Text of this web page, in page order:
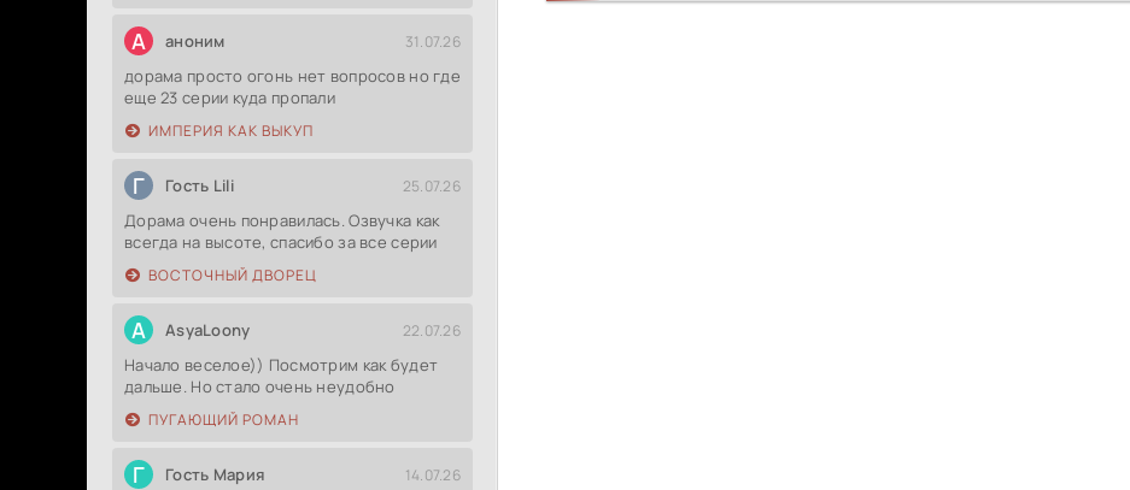
А аноним 31.07.26
дорама просто огонь нет вопросов но где
еще 23 серии куда пропали
ИМПЕРИЯ КАК ВЫКУП
Г Гость Lili 25.07.26
Дорама очень понравилась. Озвучка как
всегда на высоте, спасибо за все серии
ВОСТОЧНЫЙ ДВОРЕЦ
A AsyaLoony 22.07.26
Начало веселое)) Посмотрим как будет
дальше. Но стало очень неудобно
ПУГАЮЩИЙ РОМАН
Г Гость Мария 14.07.26